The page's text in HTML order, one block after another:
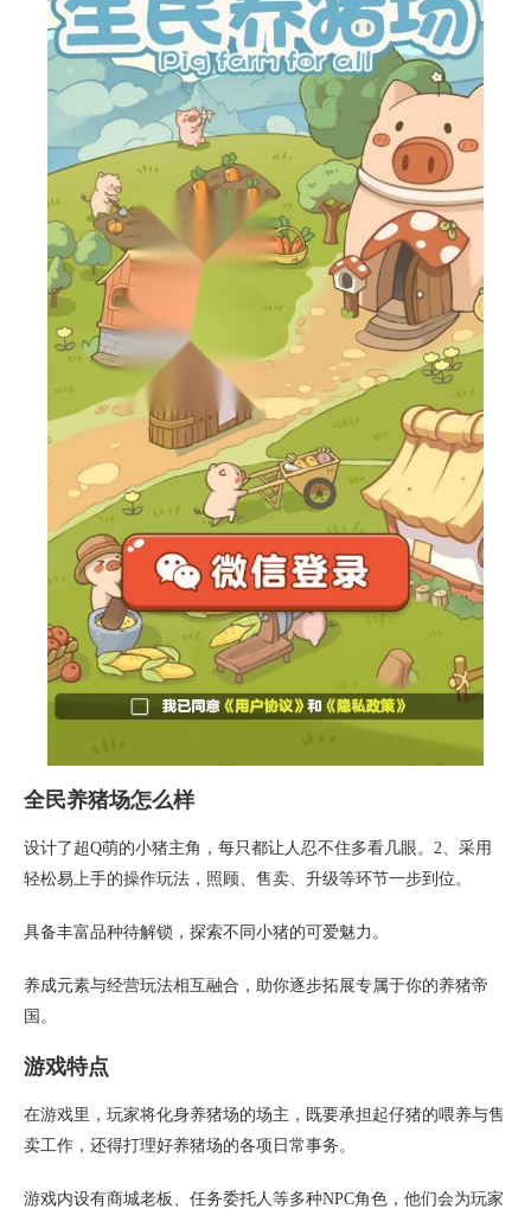
全民养猪场怎么样
设计了超Q萌的小猪主角，每只都让人忍不住多看几眼。2、采用
轻松易上手的操作玩法，照顾、售卖、升级等环节一步到位。
具备丰富品种待解锁，探索不同小猪的可爱魅力。
养成元素与经营玩法相互融合，助你逐步拓展专属于你的养猪帝
国。
游戏特点
在游戏里，玩家将化身养猪场的场主，既要承担起仔猪的喂养与售
卖工作，还得打理好养猪场的各项日常事务。
游戏内设有商城老板、任务委托人等多种NPC角色，他们会为玩家